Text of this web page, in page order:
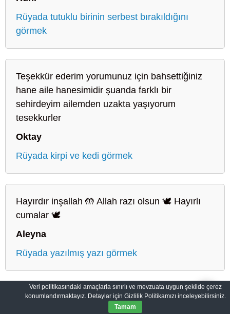
Rüyada tutuklu birinin serbest bırakıldığını
görmek
Teşekkür ederim yorumunuz için bahsettiğiniz
hane aile hanesimidir şuanda farklı bir
sehirdeyim ailemden uzakta yaşıyorum
tesekkurler
Oktay
Rüyada kirpi ve kedi görmek
Hayırdır inşallah 🤲 Allah razı olsun 🕊️ Hayırlı
cumalar 🕊️
Aleyna
Rüyada yazılmış yazı görmek
Sahih Rüyalar: Rüyaların Dilini Öğrenin Gizlilik Politikası
SahihRuyalar.com|Tüm Hakları Saklıdır.
Veri politikasındaki amaçlarla sınırlı ve mevzuata uygun şekilde çerez
konumlandırmaktayız. Detaylar için Gizlilik Politikamızı inceleyebilirsiniz.
Tamam